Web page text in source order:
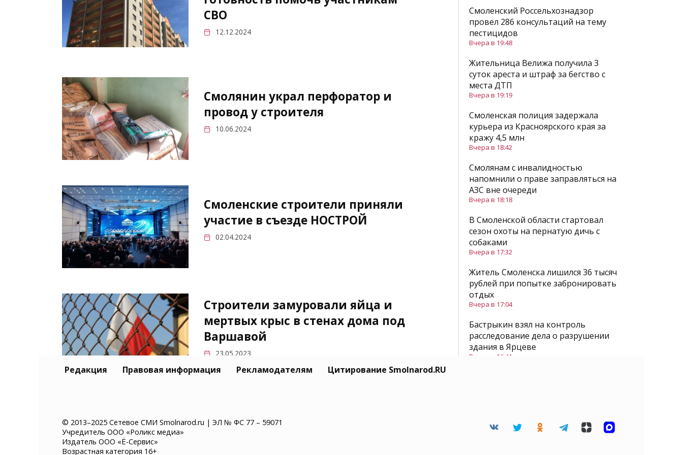
СВО
12.12.2024
Смолянин украл перфоратор и
провод у строителя
10.06.2024
Смоленские строители приняли
участие в съезде НОСТРОЙ
02.04.2024
Строители замуровали яйца и
мертвых крыс в стенах дома под
Варшавой
23.05.2023
Смоленский Россельхознадзор
провел 286 консультаций на тему
пестицидов
Вчера в 19:48
Жительница Велижа получила 3
суток ареста и штраф за бегство с
места ДТП
Вчера в 19:19
Смоленская полиция задержала
курьера из Красноярского края за
кражу 4,5 млн
Вчера в 18:42
Смолянам с инвалидностью
напомнили о праве заправляться на
АЗС вне очереди
Вчера в 18:18
В Смоленской области стартовал
сезон охоты на пернатую дичь с
собаками
Вчера в 17:32
Житель Смоленска лишился 36 тысяч
рублей при попытке забронировать
отдых
Вчера в 17:04
Бастрыкин взял на контроль
расследование дела о разрушении
здания в Ярцеве
Вчера в 16:41
Редакция Правовая информация Рекламодателям Цитирование Smolnarod.RU
© 2013–2025 Сетевое СМИ Smolnarod.ru | ЭЛ № ФС 77 – 59071
Учредитель ООО «Роликс медиа»
Издатель ООО «Ё-Сервис»
Возрастная категория 16+